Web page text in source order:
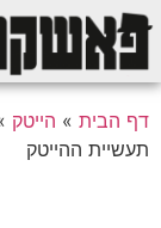
דף הבית » הייטק
תעשיית ההייטק